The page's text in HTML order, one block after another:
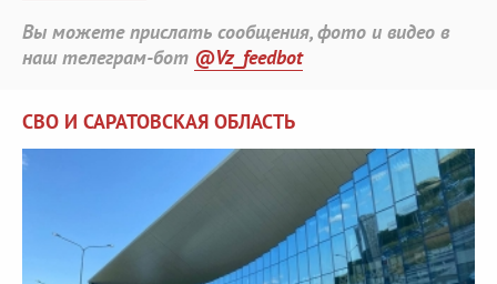
Вы можете прислать сообщения, фото и видео в
наш телеграм-бот @Vz_feedbot
СВО И САРАТОВСКАЯ ОБЛАСТЬ